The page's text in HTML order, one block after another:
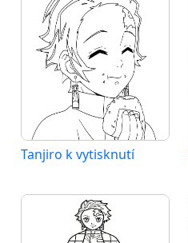
Tanjiro k vytisknutí